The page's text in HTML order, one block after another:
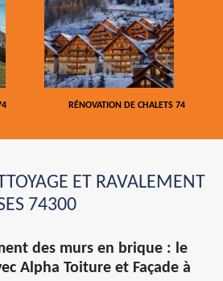
RÉNOVATION DE CHALETS 74
ET RAVALEMENT
74300
des murs en brique : le
Alpha Toiture et Façade à